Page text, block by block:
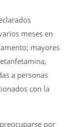
meses en
mayores
a personas
con la
por